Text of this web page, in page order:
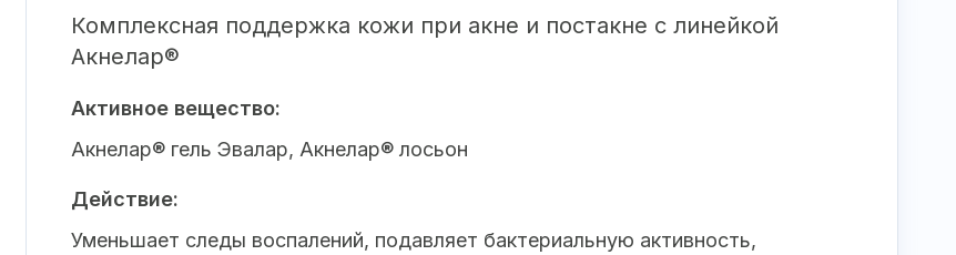
Комплексная поддержка кожи при акне и постакне с линейкой
Акнелар®
Активное вещество:
Акнелар® гель Эвалар, Акнелар® лосьон
Действие:
Уменьшает следы воспалений, подавляет бактериальную активность,